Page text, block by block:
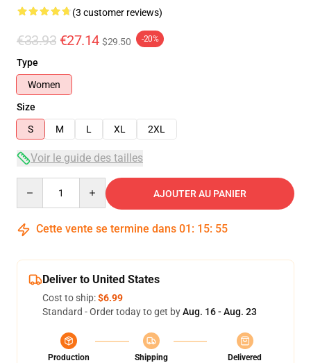
(3 customer reviews)
€33.93 €27.14 $29.50 -20%
Type
Women
Size
S
M L XL 2XL
Voir le guide des tailles
AJOUTER AU PANIER
Cette vente se termine dans 01 : 15: 54
Deliver to United States
Cost to ship:$6.99
Standard - Order today to get byAug. 16 - Aug. 23
Production
Shipping
Delivered